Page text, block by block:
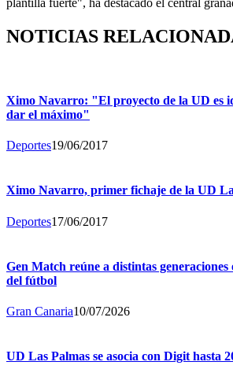
NOTICIAS
Ximo Navarro: "El proyecto de la UD es
dar el máximo"
Deportes19/06/2017
Ximo Navarro, primer fichaje de la UD
Deportes17/06/2017
Gen Match reúne a distintas generaciones
del fútbol
Gran Canaria10/07/2026
UD Las Palmas se asocia con Digit hasta